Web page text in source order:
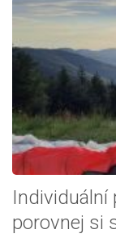
Individuální
porovnej si